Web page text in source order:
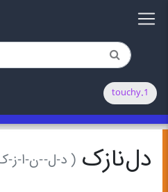
1.touchy
دل‌نازک ( د-ل-‌-ن-ا-ز-ک )